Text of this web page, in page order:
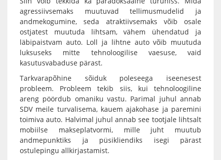
agressiivsemaks muutuvad tellimusmudelid ja
andmekogumine, seda atraktiivsemaks võib osale
ostjatest muutuda lihtsam, vähem ühendatud ja
läbipaistvam auto. Loll ja lihtne auto võib muutuda
luksuseks mitte tehnoloogilise vaesuse, vaid
kasutusvabaduse pärast.
Tarkvarapõhine sõiduk poleseega iseenesest
probleem. Probleem tekib siis, kui tehnoloogiline
areng pöördub omaniku vastu. Parimal juhul annab
SDV meile turvalisema, kauem ajakohase ja paremini
toimiva auto. Halvimal juhul annab see tootjale lihtsalt
mobiilse makseplatvormi, mille juht muutub
andmepunktiks ja püsikliendiks isegi pärast
ostulepingu allkirjastamist.